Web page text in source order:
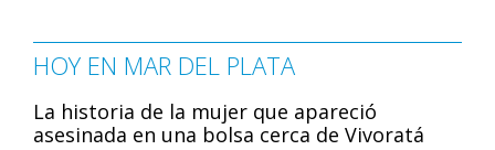
HOY EN MAR DEL PLATA
La historia de la mujer que apareció
asesinada en una bolsa cerca de Vivoratá